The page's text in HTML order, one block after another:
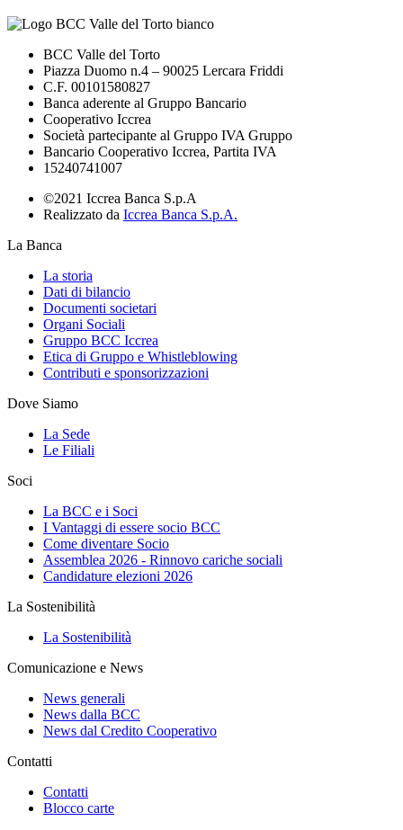
BCC Valle del Torto
Piazza Duomo n.4 – 90025 Lercara Friddi
C.F. 00101580827
Banca aderente al Gruppo Bancario
Cooperativo Iccrea
Società partecipante al Gruppo IVA Gruppo
Bancario Cooperativo Iccrea, Partita IVA
15240741007
©2021 Iccrea Banca S.p.A
Realizzato da Iccrea Banca S.p.A.
La Banca
La storia
Dati di bilancio
Documenti societari
Organi Sociali
Gruppo BCC Iccrea
Etica di Gruppo e Whistleblowing
Contributi e sponsorizzazioni
Dove Siamo
La Sede
Le Filiali
Soci
La BCC e i Soci
I Vantaggi di essere socio BCC
Come diventare Socio
Assemblea 2026 - Rinnovo cariche sociali
Candidature elezioni 2026
La Sostenibilità
La Sostenibilità
Comunicazione e News
News generali
News dalla BCC
News dal Credito Cooperativo
Contatti
Contatti
Blocco carte